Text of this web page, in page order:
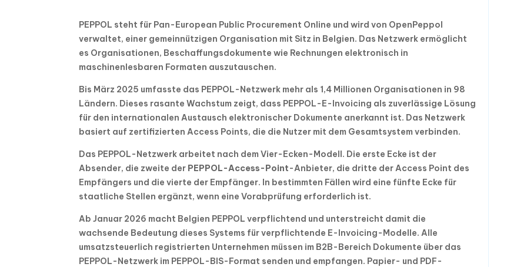
PEPPOL steht für Pan-European Public Procurement Online und wird von OpenPeppol
verwaltet, einer gemeinnützigen Organisation mit Sitz in Belgien. Das Netzwerk ermöglicht
es Organisationen, Beschaffungsdokumente wie Rechnungen elektronisch in
maschinenlesbaren Formaten auszutauschen.
Bis März 2025 umfasste das PEPPOL-Netzwerk mehr als 1,4 Millionen Organisationen in 98
Ländern. Dieses rasante Wachstum zeigt, dass PEPPOL-E-Invoicing als zuverlässige Lösung
für den internationalen Austausch elektronischer Dokumente anerkannt ist. Das Netzwerk
basiert auf zertifizierten Access Points, die die Nutzer mit dem Gesamtsystem verbinden.
Das PEPPOL-Netzwerk arbeitet nach dem Vier-Ecken-Modell. Die erste Ecke ist der
Absender, die zweite der PEPPOL-Access-Point-Anbieter, die dritte der Access Point des
Empfängers und die vierte der Empfänger. In bestimmten Fällen wird eine fünfte Ecke für
staatliche Stellen ergänzt, wenn eine Vorabprüfung erforderlich ist.
Ab Januar 2026 macht Belgien PEPPOL verpflichtend und unterstreicht damit die
wachsende Bedeutung dieses Systems für verpflichtende E-Invoicing-Modelle. Alle
umsatzsteuerlich registrierten Unternehmen müssen im B2B-Bereich Dokumente über das
PEPPOL-Netzwerk im PEPPOL-BIS-Format senden und empfangen. Papier- und PDF-